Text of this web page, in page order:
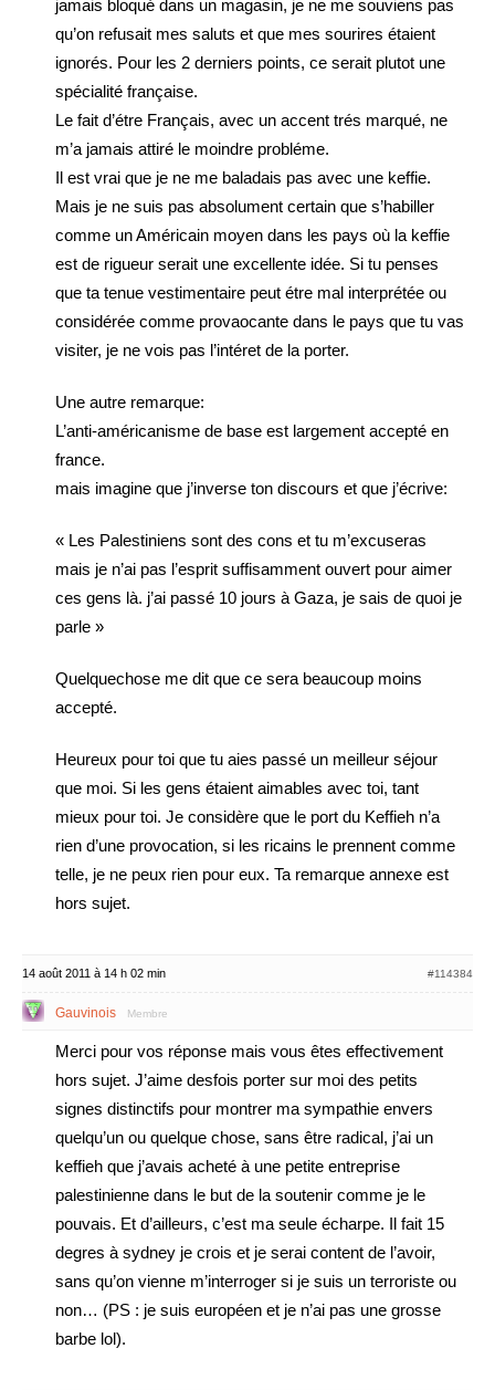
jamais bloqué dans un magasin, je ne me souviens pas
qu’on refusait mes saluts et que mes sourires étaient
ignorés. Pour les 2 derniers points, ce serait plutot une
spécialité française.
Le fait d’étre Français, avec un accent trés marqué, ne
m’a jamais attiré le moindre probléme.
Il est vrai que je ne me baladais pas avec une keffie.
Mais je ne suis pas absolument certain que s’habiller
comme un Américain moyen dans les pays où la keffie
est de rigueur serait une excellente idée. Si tu penses
que ta tenue vestimentaire peut étre mal interprétée ou
considérée comme provaocante dans le pays que tu vas
visiter, je ne vois pas l’intéret de la porter.
Une autre remarque:
L’anti-américanisme de base est largement accepté en
france.
mais imagine que j’inverse ton discours et que j’écrive:
« Les Palestiniens sont des cons et tu m’excuseras
mais je n’ai pas l’esprit suffisamment ouvert pour aimer
ces gens là. j’ai passé 10 jours à Gaza, je sais de quoi je
parle »
Quelquechose me dit que ce sera beaucoup moins
accepté.
Heureux pour toi que tu aies passé un meilleur séjour
que moi. Si les gens étaient aimables avec toi, tant
mieux pour toi. Je considère que le port du Keffieh n’a
rien d’une provocation, si les ricains le prennent comme
telle, je ne peux rien pour eux. Ta remarque annexe est
hors sujet.
14 août 2011 à 14 h 02 min #114384
Gauvinois Membre
Merci pour vos réponse mais vous êtes effectivement
hors sujet. J’aime desfois porter sur moi des petits
signes distinctifs pour montrer ma sympathie envers
quelqu’un ou quelque chose, sans être radical, j’ai un
keffieh que j’avais acheté à une petite entreprise
palestinienne dans le but de la soutenir comme je le
pouvais. Et d’ailleurs, c’est ma seule écharpe. Il fait 15
degres à sydney je crois et je serai content de l’avoir,
sans qu’on vienne m’interroger si je suis un terroriste ou
non… (PS : je suis européen et je n’ai pas une grosse
barbe lol).